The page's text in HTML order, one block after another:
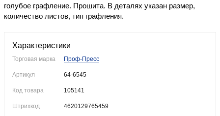
голубое графление. Прошита. В деталях указан размер,
количество листов, тип графления.
Характеристики
Торговая марка Проф-Пресс
Артикул 64-6545
Код товара 105141
Штрихкод 4620129765459